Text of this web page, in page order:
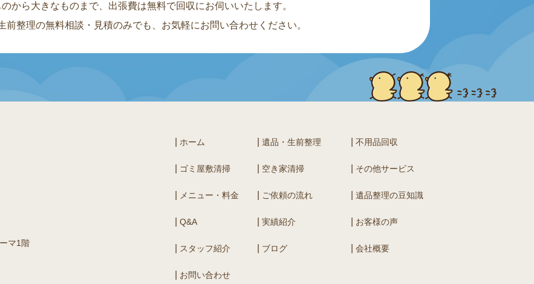
から大きなものまで、出張費は無料で回収にお伺いいたします。
前整理の無料相談・見積のみでも、お気軽にお問い合わせください。
マ1階
ホーム 遺品・生前整理 不用品回収
ゴミ屋敷清掃 空き家清掃 その他サービス
メニュー・料金 ご依頼の流れ 遺品整理の豆知識
Q&A 実績紹介 お客様の声
スタッフ紹介 ブログ 会社概要
お問い合わせ